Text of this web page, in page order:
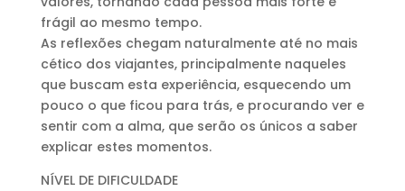
frágil ao mesmo tempo.
As reflexões chegam naturalmente até no mais
cético dos viajantes, principalmente naqueles
que buscam esta experiência, esquecendo um
pouco o que ficou para trás, e procurando ver e
sentir com a alma, que serão os únicos a saber
explicar estes momentos.
NÍVEL DE DIFICULDADE